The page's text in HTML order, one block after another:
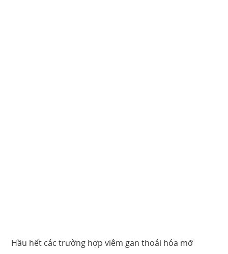
Hầu hết các trường hợp viêm gan thoái hóa mỡ